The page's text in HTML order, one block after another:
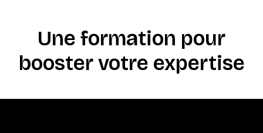
Une formation pour
booster votre expertise